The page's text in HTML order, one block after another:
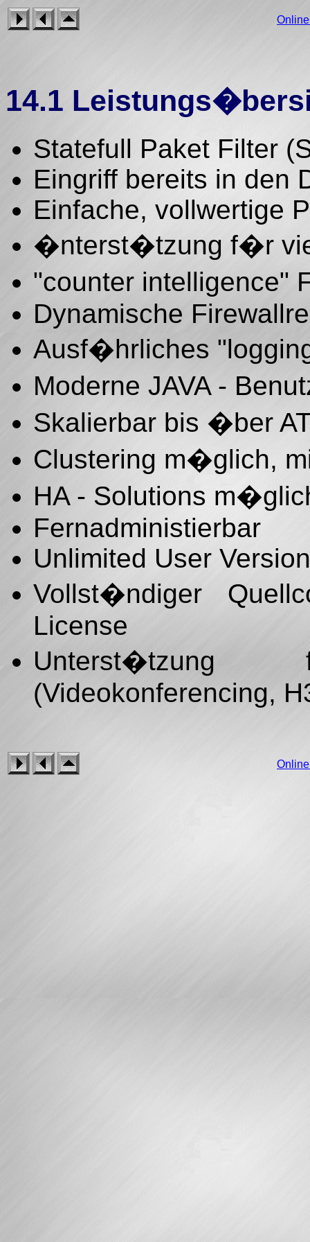
14.1
Statefull Paket Filter
Eingriff bereits in den
Einfache, vollwertige
�nterst�tzung f�r
"counter intelligence"
Dynamische
Ausf�hrliches
Moderne JAVA -
Skalierbar bis �ber
Clustering m�glich,
HA - Solutions
Fernadministierbar
Unlimited User Version
Vollst�ndiger
License
(Videokonferencing,